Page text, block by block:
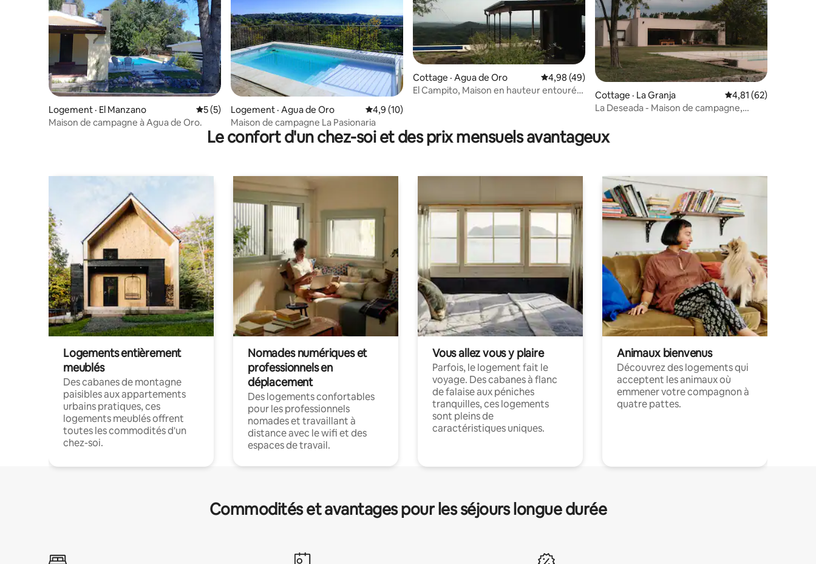
Logement · El Manzano Note moyenne de 5 sur 5, 5 commentaires
5 (5)
Maison de campagne à Agua de Oro.
Logement · Agua de Oro Note moyenne de 4,9 sur 5, 10 commentaires
4,9 (10)
Maison de campagne La Pasionaria
Cottage · Agua de Oro Note moyenne de 4,98 sur 5, 49 commentaires
4,98 (49)
El Campito, Maison en hauteur entourée
Cottage · La Granja Note moyenne de
4,81 (62)
La Deseada - Maison de campagne,
Le confort d'un chez-soi et des prix mensuels avantageux
Logements entièrement
meublés
Des cabanes de montagne
paisibles aux appartements
urbains pratiques, ces
logements meublés offrent
toutes les commodités d'un
chez-soi.
Nomades numériques et
professionnels en
déplacement
Des logements confortables
pour les professionnels
nomades et travaillant à
distance avec le wifi et des
espaces de travail.
Vous allez vous y plaire
Parfois, le logement fait le
voyage. Des cabanes à flanc
de falaise aux péniches
tranquilles, ces logements
sont pleins de
caractéristiques uniques.
Animaux bienvenus
Découvrez des logements qui
acceptent les animaux où
emmener votre compagnon à
quatre pattes.
Commodités et avantages pour les séjours longue durée